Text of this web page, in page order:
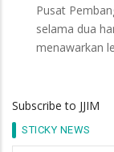
Pusat
selama dua
menawarkan
Subscribe to JJIM
STICKY NEWS